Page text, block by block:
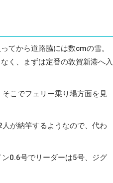
てから道路脇には数cmの雪。
く、まずは定番の敦賀新港へ入
こでフェリー乗り場方面を見
が納竿するようなので、代わ
0.6号でリーダーは5号、ジグ